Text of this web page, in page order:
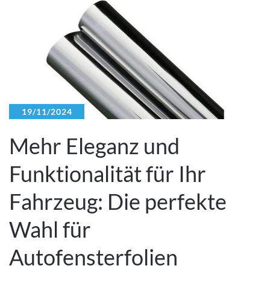
19/11/2024
Mehr Eleganz und
Funktionalität für Ihr
Fahrzeug: Die perfekte
Wahl für
Autofensterfolien